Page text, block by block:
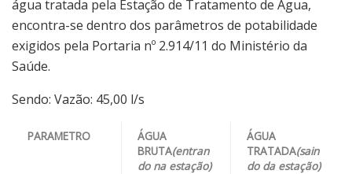
água tratada pela Estação de Tratamento de Água,
encontra-se dentro dos parâmetros de potabilidade
exigidos pela Portaria nº 2.914/11 do Ministério da
Saúde.
Sendo: Vazão: 45,00 l/s
PARAMETRO
ÁGUA
BRUTA(entran
do na estação)
ÁGUA
TRATADA(sain
do da estação)